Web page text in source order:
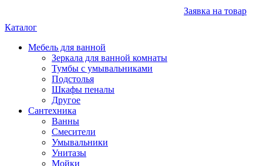
Заявка на товар
Каталог
Мебель для ванной
Зеркала для ванной комнаты
Тумбы с умывальниками
Подстолья
Шкафы пеналы
Другое
Сантехника
Ванны
Смесители
Умывальники
Унитазы
Мойки